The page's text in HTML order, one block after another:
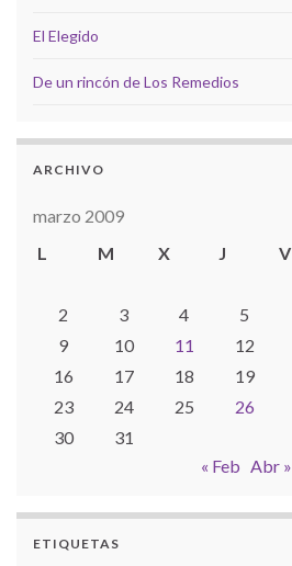
El Elegido
De un rincón de Los Remedios
ARCHIVO
marzo 2009
L
M X J V
2
3 4 5
9
10 11 12
16
17 18 19
23
24 25 26
30
31
« Feb Abr »
ETIQUETAS